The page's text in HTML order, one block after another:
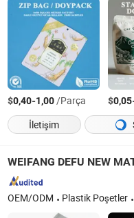
$0,40-1,00/Parça $0,05
İletişim
WEIFANG DEFU NEW
OEM/ODM Plastik Poşetler